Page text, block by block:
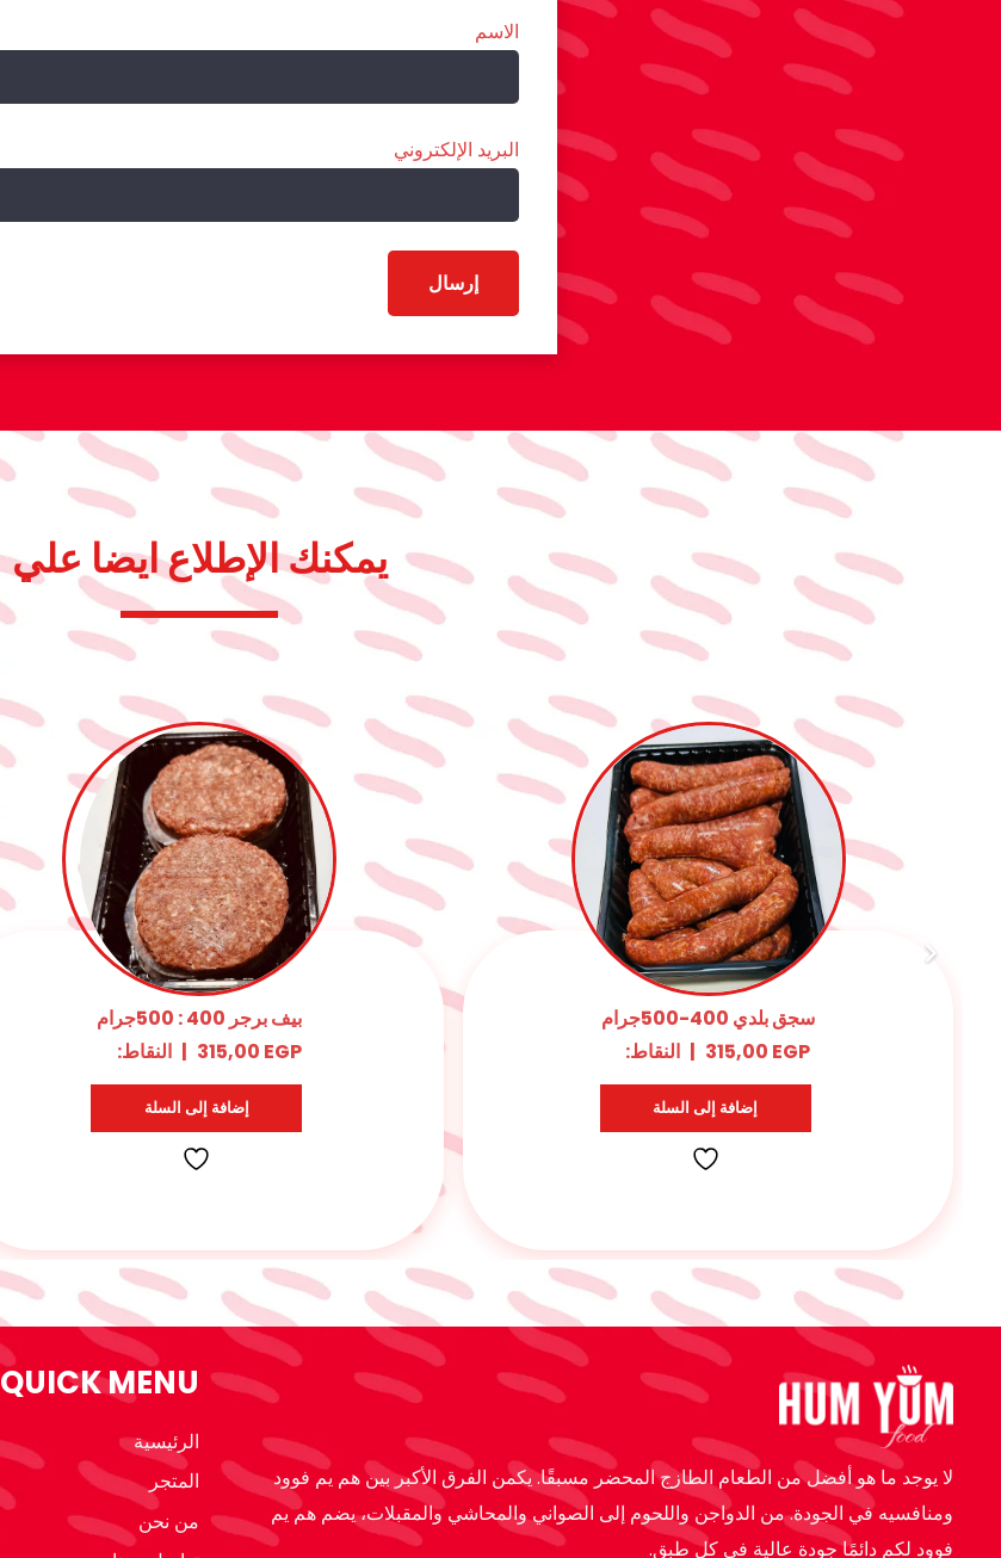
الاسم
البريد الإلكتروني
يمكنك الإطلاع ايضا علي
كفته ارز 1كجم
325,00EGP
| النقاط:
إضافة إلى السلة
كفتة داوود باشا 500جرام
285,00EGP
| النقاط:
إضافة إلى السلة
لا يوجد ما هو أفضل من الطعام الطازج المحضر مسبقًا. يكمن الفرق الأكبر بين هم يم فوود
ومنافسيه في الجودة. من الدواجن واللحوم إلى الصواني والمحاشي والمقبلات، يضم هم يم
فوود لكم دائمًا جودة عالية في كل طبق.
QUICK MENU
الرئيسية
المتجر
من نحن